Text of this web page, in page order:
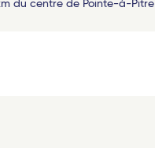
du centre de Pointe-à-Pitre